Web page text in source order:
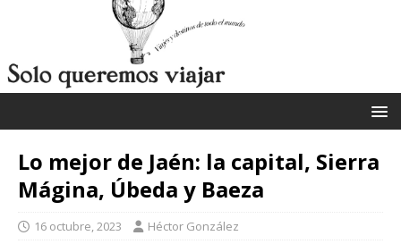
Lo mejor de Jaén: la capital, Sierra
Mágina, Úbeda y Baeza
16 octubre, 2023 Héctor González